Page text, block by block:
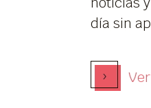
día sin
›